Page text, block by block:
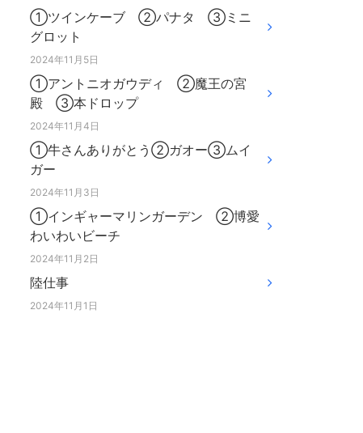
①ツインケーブ ②パナタ ③ミニ
グロット
2024年11月5日
①アントニオガウディ ②魔王の宮
殿 ③本ドロップ
2024年11月4日
①牛さんありがとう②ガオー③ムイ
ガー
2024年11月3日
①インギャーマリンガーデン ②博愛
わいわいビーチ
2024年11月2日
陸仕事
2024年11月1日